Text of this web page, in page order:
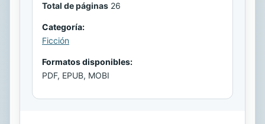
Total de páginas 26
Categoría:
Ficción
Formatos disponibles:
PDF, EPUB, MOBI